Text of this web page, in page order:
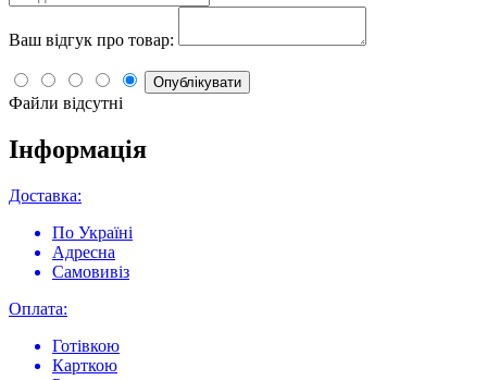
Ваш відгук про товар:
Опублікувати
Файли відсутні
Інформація
Доставка:
По Україні
Адресна
Самовивіз
Оплата:
Готівкою
Карткою